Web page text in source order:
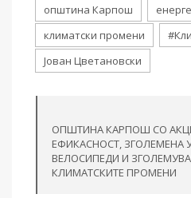
општина Карпош
климатски промени
Јован Цветановски
ОПШТИНА КАРПОШ СО
ЕФИКАСНОСТ, ЗГОЛЕМЕНА
ВЕЛОСИПЕДИ И
КЛИМАТСКИТЕ ПРОМЕНИ